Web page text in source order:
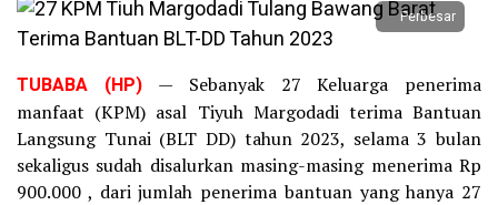
Perbesar
TUBABA (HP)
— Sebanyak 27 Keluarga penerima
manfaat (KPM) asal Tiyuh Margodadi terima Bantuan
Langsung Tunai (BLT DD) tahun 2023, selama 3 bulan
sekaligus sudah disalurkan masing-masing menerima Rp
900.000 , dari jumlah penerima bantuan yang hanya 27